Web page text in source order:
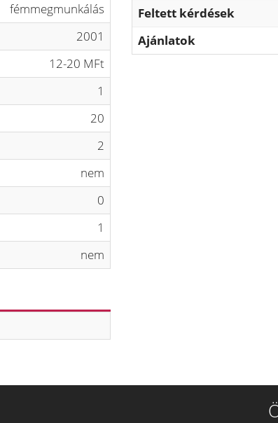
fémmegmunkálás
2001
12-20 MFt
1
20
2
nem
0
1
nem
Feltett kérdések
Ajánlatok